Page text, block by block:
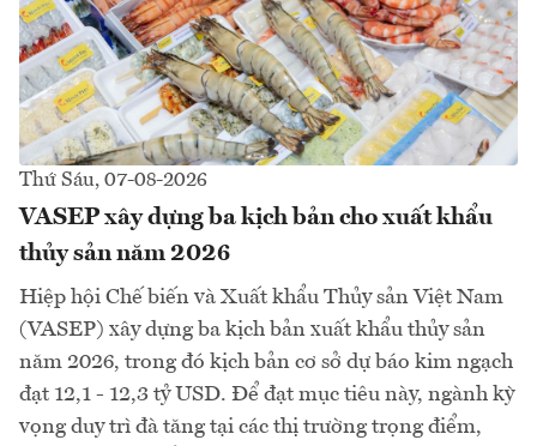
Thứ Sáu, 07-08-2026
VASEP xây dựng ba kịch bản cho xuất khẩu
thủy sản năm 2026
Hiệp hội Chế biến và Xuất khẩu Thủy sản Việt Nam
(VASEP) xây dựng ba kịch bản xuất khẩu thủy sản
năm 2026, trong đó kịch bản cơ sở dự báo kim ngạch
đạt 12,1 - 12,3 tỷ USD. Để đạt mục tiêu này, ngành kỳ
vọng duy trì đà tăng tại các thị trường trọng điểm,